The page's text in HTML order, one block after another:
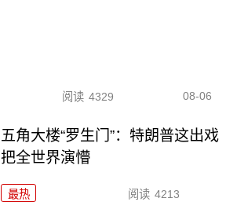
阅读 4329 08-06
五角大楼“罗生门”：特朗普这出戏
把全世界演懵
最热 阅读 4213